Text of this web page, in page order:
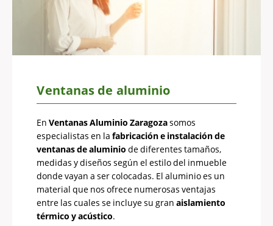
Ventanas de aluminio
EnVentanas Aluminio Zaragozasomos
especialistas en lafabricación e instalación de
ventanas de aluminio de diferentes tamaños,
medidas y diseños según el estilo del inmueble
donde vayan a ser colocadas. El aluminio es un
material que nos ofrece numerosas ventajas
entre las cuales se incluye su gran aislamiento
térmico y acústico.